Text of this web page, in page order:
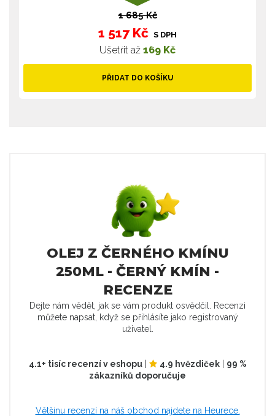
1 685 Kč
1 517 Kč S DPH
Ušetřit až 169 Kč
PŘIDAT DO KOŠÍKU
OLEJ Z ČERNÉHO KMÍNU
250ML - ČERNÝ KMÍN -
RECENZE
Dejte nám vědět, jak se vám produkt osvědčil. Recenzi
můžete napsat, když se přihlásíte jako registrovaný
uživatel.
4.1+ tisíc recenzí v eshopu| 4.9 hvězdiček| 99 %
zákazníků doporučuje
Většinu recenzí na náš obchod najdete na Heurece.